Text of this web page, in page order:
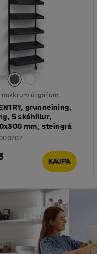
nokkrum útgáfum
grunneining,
5 skóhillur,
mm, steingrá
KAUPA